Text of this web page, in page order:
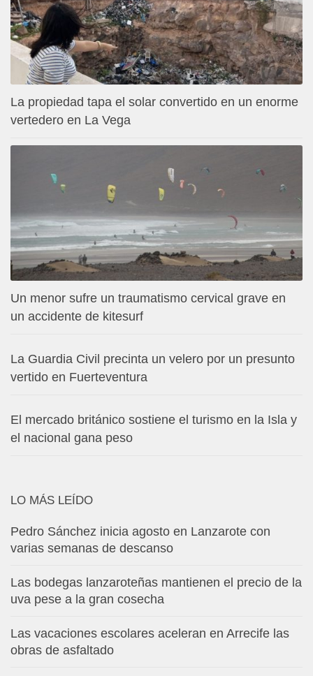
La propiedad tapa el solar convertido en un enorme
vertedero en La Vega
Un menor sufre un traumatismo cervical grave en
un accidente de kitesurf
La Guardia Civil precinta un velero por un presunto
vertido en Fuerteventura
El mercado británico sostiene el turismo en la Isla y
el nacional gana peso
LO MÁS LEÍDO
Pedro Sánchez inicia agosto en Lanzarote con
varias semanas de descanso
Las bodegas lanzaroteñas mantienen el precio de la
uva pese a la gran cosecha
Las vacaciones escolares aceleran en Arrecife las
obras de asfaltado